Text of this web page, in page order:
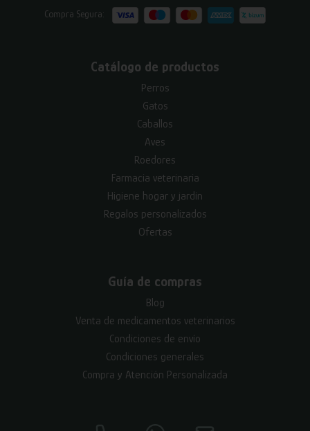
Compra Segura:
Catálogo de productos
Perros
Gatos
Caballos
Aves
Roedores
Farmacia veterinaria
Higiene hogar y jardín
Regalos personalizados
Ofertas
Guía de compras
Blog
Venta de medicamentos veterinarios
Condiciones de envío
Condiciones generales
Compra y Atención Personalizada